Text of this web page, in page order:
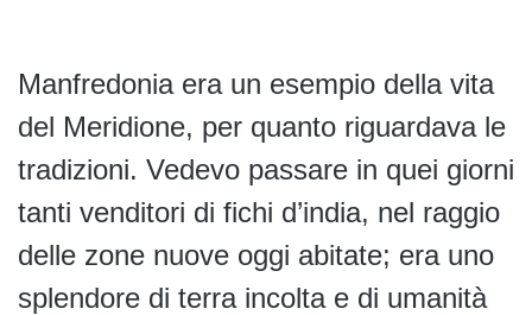
Manfredonia era un esempio della vita
del Meridione, per quanto riguardava le
tradizioni. Vedevo passare in quei giorni
tanti venditori di fichi d’india, nel raggio
delle zone nuove oggi abitate; era uno
splendore di terra incolta e di umanità